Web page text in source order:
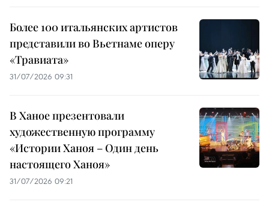
Более 100 итальянских артистов
представили во Вьетнаме оперу
«Травиата»
31/07/2026 09:31
В Ханое презентовали
художественную программу
«Истории Ханоя – Один день
настоящего Ханоя»
31/07/2026 09:21